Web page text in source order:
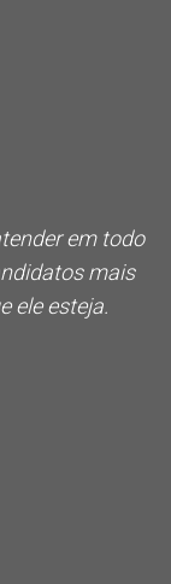
em todo
mais
ele esteja.